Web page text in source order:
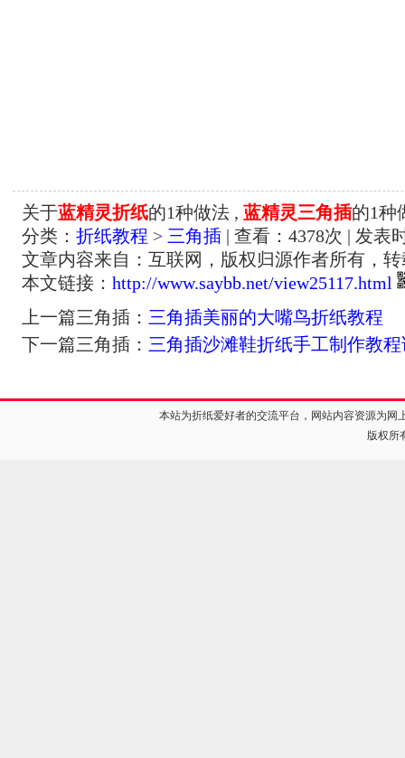
关于蓝精灵折纸的1种做法 , 蓝精灵三角插的1种
分类： 折纸教程 > 三角插| 查看： 4378次 | 发表
文章内容来自：互联网，版权归源作者所有，
本文链接： http://www.saybb.net/view25117.html
上一篇三角插： 三角插美丽的大嘴鸟折纸教程
下一篇三角插： 三角插沙滩鞋折纸手工制作教
本站为折纸爱好者的交流平台，网站内容资源为
版权所